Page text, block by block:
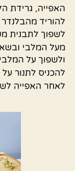
האפייה, גרידת
להוריד
לשפוך לתבנית משומנת 26 חצי
מעל המלבי
ולשפוך על
להכניס לתנור על 180 מעלות כ35-40 דקות .
לאחר האפייה